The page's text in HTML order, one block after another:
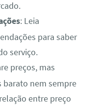
: Leia
para saber
serviço.
preços, mas
barato nem sempre
entre preço